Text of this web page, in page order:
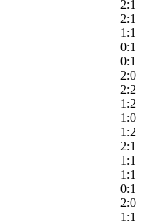
2:1
2:1
1:1
0:1
0:1
2:0
2:2
1:2
1:0
1:2
2:1
1:1
1:1
0:1
2:0
1:1